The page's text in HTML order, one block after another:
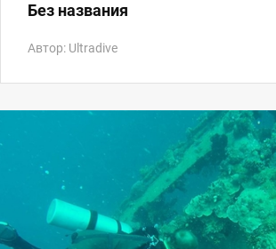
Без названия
Автор: Ultradive